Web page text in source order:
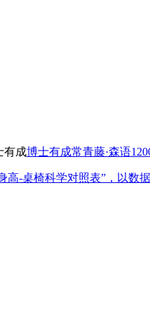
有成博士有成常青藤·森语
高-桌椅科学对照表”，以数